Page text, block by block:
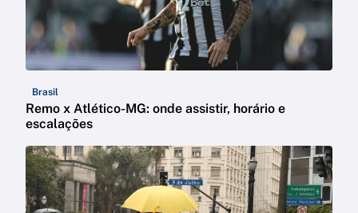
Brasil
Remo x Atlético-MG: onde assistir, horário e
escalações